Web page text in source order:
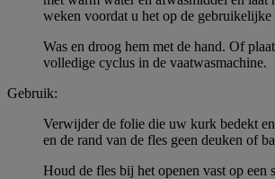
weken voordat u het op de gebruikelijke
Was en droog hem met de hand. Of
volledige cyclus in de vaatwasmachine.
Gebruik:
Verwijder de folie die uw kurk bedekt
en de rand van de fles geen deuken of
Houd de fles bij het openen vast op een